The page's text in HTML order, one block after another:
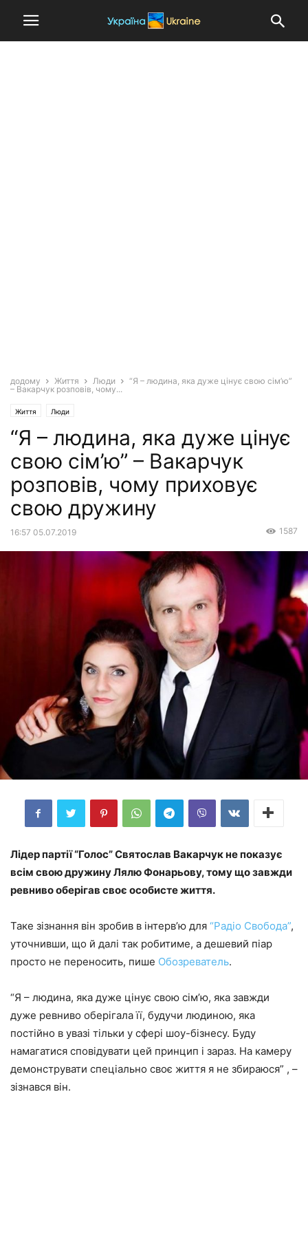
додому Життя Люди
“Я – людина, яка дуже цінує свою сім’ю”
– Вакарчук розповів, чому...
Життя Люди
“Я – людина, яка дуже цінує
свою сім’ю” – Вакарчук
розповів, чому приховує
свою дружину
16:57 05.07.2019 1587
Лідер партії “Голос” Святослав Вакарчук не показує
всім свою дружину Лялю Фонарьову, тому що завжди
ревниво оберігав своє особисте життя.
Таке зізнання він зробив в інтерв’ю для “Радіо Свобода”,
уточнивши, що й далі так робитиме, а дешевий піар
просто не переносить, пише Обозреватель.
“Я – людина, яка дуже цінує свою сім’ю, яка завжди
дуже ревниво оберігала її, будучи людиною, яка
постійно в увазі тільки у сфері шоу-бізнесу. Буду
намагатися сповідувати цей принцип і зараз. На камеру
демонструвати спеціально своє життя я не збираюся” , –
зізнався він.